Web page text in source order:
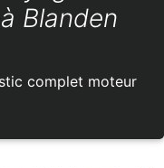
Blanden
complet moteur